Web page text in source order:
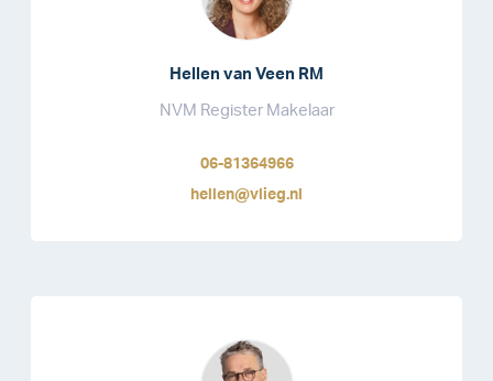
Hellen van Veen RM
NVM Register Makelaar
06-81364966
hellen@vlieg.nl